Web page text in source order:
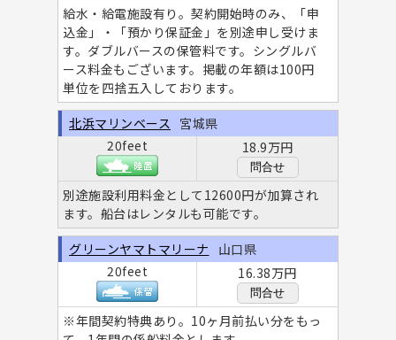
給水・給電施設有り。契約開始時のみ、「申
込金」・「預かり保証金」を別途申し受けま
す。ダブルバースの保管料です。シングルバ
ース料金もございます。掲載の年額は100円
単位を四捨五入しております。
20feet 18.9万円
問合せ
別途施設利用料金として12600円が加算され
ます。船台はレンタルも可能です。
北浜マリンベース 宮城県
20feet 16.38万円
問合せ
※年間契約特典あり。10ヶ月前払い分をもっ
グリーンヤマトマリーナ 山口県